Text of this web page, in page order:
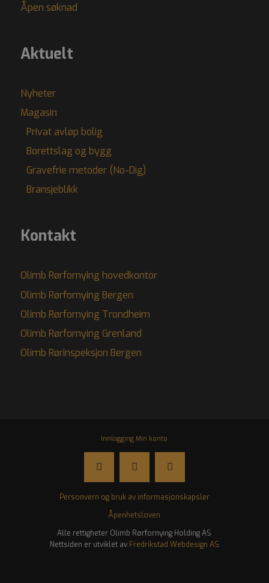
Åpen søknad
Aktuelt
Nyheter
Magasin
Privat avløp bolig
Borettslag og bygg
Gravefrie metoder (No-Dig)
Bransjeblikk
Kontakt
Olimb Rørfornying hovedkontor
Olimb Rørfornying Bergen
Olimb Rørfornying Trondheim
Olimb Rørfornying Grenland
Olimb Rørinspeksjon Bergen
Innlogging Min konto
Personvern og bruk av informasjonskapsler
Åpenhetsloven
Alle rettigheter Olimb Rørfornying Holding AS
Nettsiden er utviklet av Fredrikstad Webdesign AS